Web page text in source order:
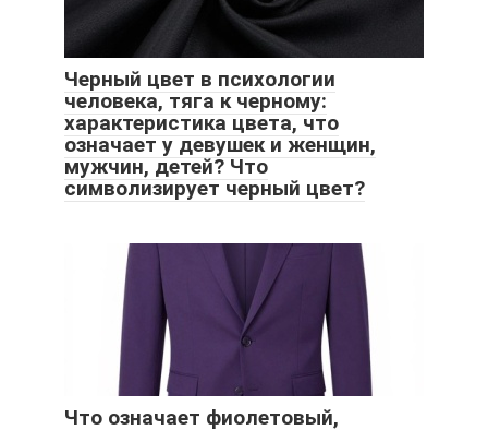
Черный цвет в психологии
человека, тяга к черному:
характеристика цвета, что
означает у девушек и женщин,
мужчин, детей? Что
символизирует черный цвет?
Что означает фиолетовый,